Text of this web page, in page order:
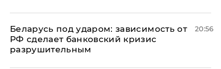
Беларусь под ударом: зависимость от
РФ сделает банковский кризис
разрушительным
20:56